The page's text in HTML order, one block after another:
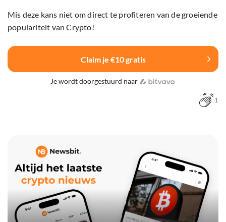
Mis deze kans niet om direct te profiteren van de groeiende
populariteit van Crypto!
Claim je €10 gratis
Je wordt doorgestuurd naar
1